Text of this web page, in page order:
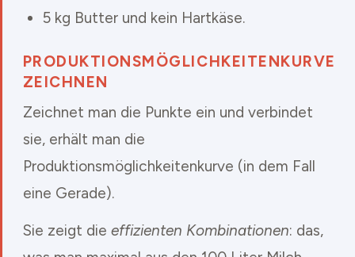
5 kg Butter und kein Hartkäse.
PRODUKTIONSMÖGLICHKEITENKURVE
ZEICHNEN
Zeichnet man die Punkte ein und verbindet
sie, erhält man die
Produktionsmöglichkeitenkurve (in dem Fall
eine Gerade).
Sie zeigt die effizienten Kombinationen: das,